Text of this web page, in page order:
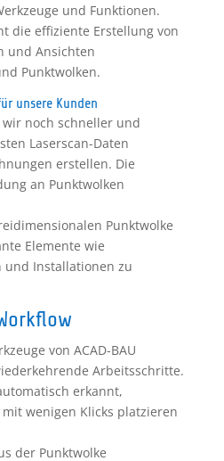
und Funktionen.
die effiziente Erstellung von
und Ansichten
Punktwolken.
unsere Kunden
wir noch schneller und
Laserscan-Daten
erstellen. Die
an Punktwolken
Punktwolke
Elemente wie
und Installationen zu
von ACAD-BAU
Arbeitsschritte.
erkannt,
wenigen Klicks platzieren
der Punktwolke